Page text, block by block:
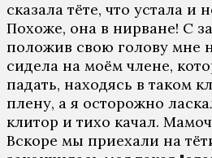
сказала тёте, что устала и
Похоже, она в нирване! С
положив свою голову мне
сидела на моём члене,
падать, находясь в таком
плену, а я осторожно
клитор и тихо качал.
Вскоре мы приехали на